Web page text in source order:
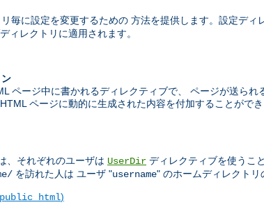
毎に設定を変更するための 方法を提供します。設定デ
ィレクトリに適用されます。
ページ中に書かれるディレクティブで、 ページが送ら
ページに動的に生成された内容を付加することができ
、それぞれのユーザは UserDir ディレクティブを使うこ
を訪れた人は ユーザ "username" のホームディレクトリ
public_html)